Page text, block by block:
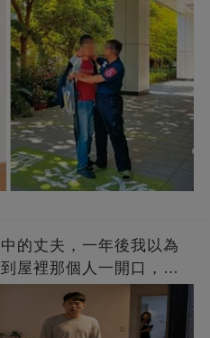
的丈夫，一年後我以為
屋裡那個人一開口，我